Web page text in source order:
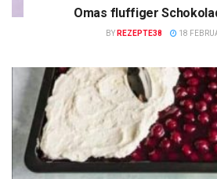
Omas fluffiger
BY REZEPTE38 18